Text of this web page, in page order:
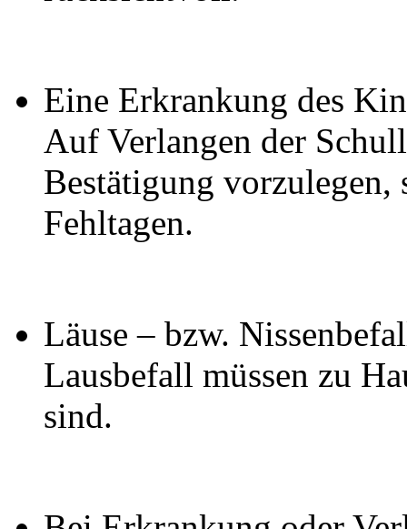
Eine Erkrankung des
Auf Verlangen der
Bestätigung vorzulegen,
Fehltagen.
Läuse – bzw.
Lausbefall müssen zu
sind.